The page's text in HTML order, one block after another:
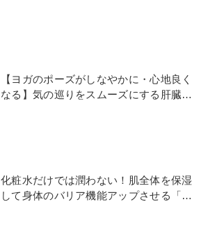
【ヨガのポーズがしなやかに・心地良く
なる】気の巡りをスムーズにする肝臓ほ
化粧水だけでは潤わない！肌全体を保湿
して身体のバリア機能アップさせる「肺